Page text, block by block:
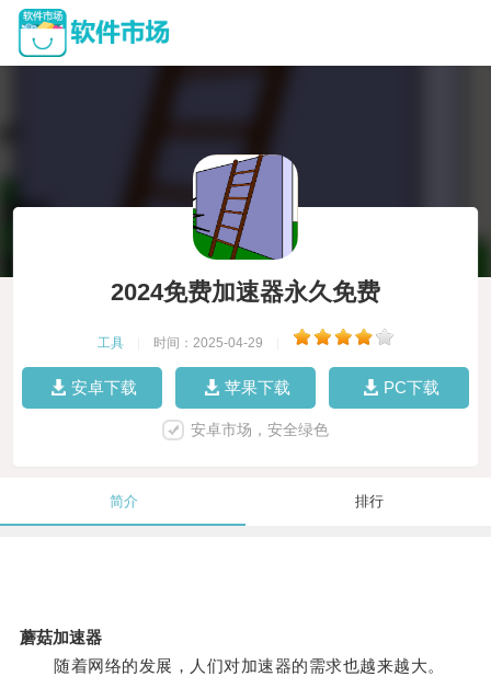
2024免费加速器永久免费
工具 时间：2025-04-29
安卓下载 苹果下载 PC下载
安卓市场，安全绿色
简介 排行
蘑菇加速器
随着网络的发展，人们对加速器的需求也越来越大。